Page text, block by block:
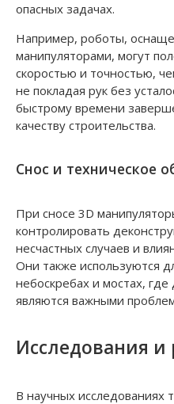
опасных задачах.
Например, роботы,
манипуляторами, могут
скоростью и точностью,
не покладая рук без
быстрому времени
качеству строительства.
Снос и техническое
При сносе 3D
контролировать
несчастных случаев и
Они также используются
небоскребах и мостах, где
являются важными
Исследования и
В научных исследованиях